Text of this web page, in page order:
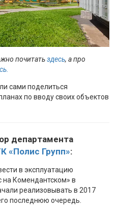
почитатьздесь, а про
сами поделиться
по вводу своих объектов
департамента
«Полис Групп»:
в эксплуатацию
Комендантском» в
реализовывать в 2017
последнюю очередь.